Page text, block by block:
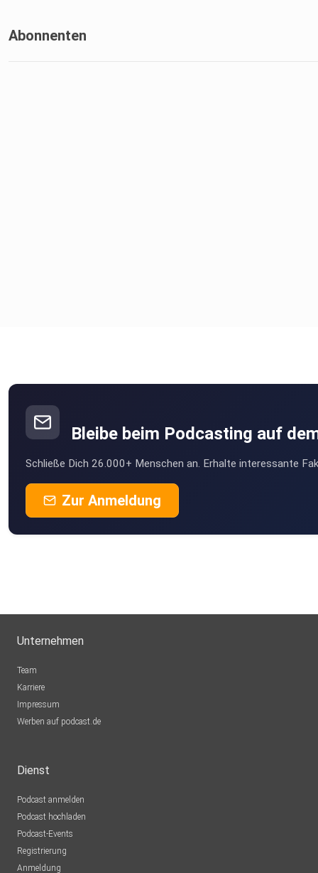
Abonnenten
Bleibe beim Podcasting auf
Schließe Dich 26.000+ Menschen an. Erhalte interessante
Zur Anmeldung
Unternehmen
Team
Karriere
Impressum
Werben auf podcast.de
Dienst
Podcast anmelden
Podcast hochladen
Podcast-Events
Registrierung
Anmeldung